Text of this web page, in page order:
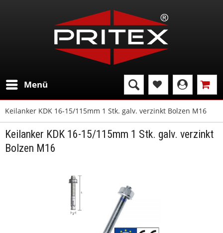
Menü
Keilanker KDK 16-15/115mm 1 Stk. galv. verzinkt Bolzen M16
Keilanker KDK 16-15/115mm 1 Stk. galv. verzinkt
Bolzen M16